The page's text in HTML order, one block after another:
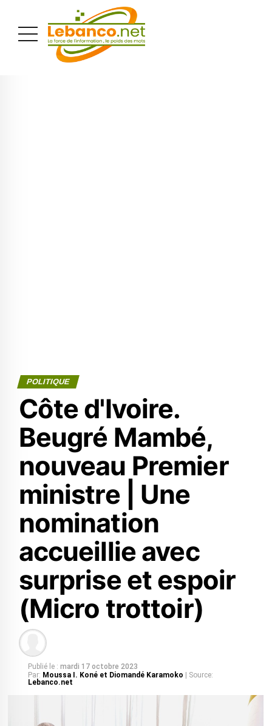
POLITIQUE
Côte d'Ivoire.
Beugré Mambé,
nouveau Premier
ministre | Une
nomination
accueillie avec
surprise et espoir
(Micro trottoir)
Publié le : mardi 17 octobre 2023
Par: Moussa I. Koné et Diomandé Karamoko
| Source:
Lebanco.net